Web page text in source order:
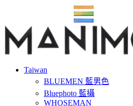
Taiwan
BLUEMEN 藍男色
Bluephoto 藍攝
WHOSEMAN